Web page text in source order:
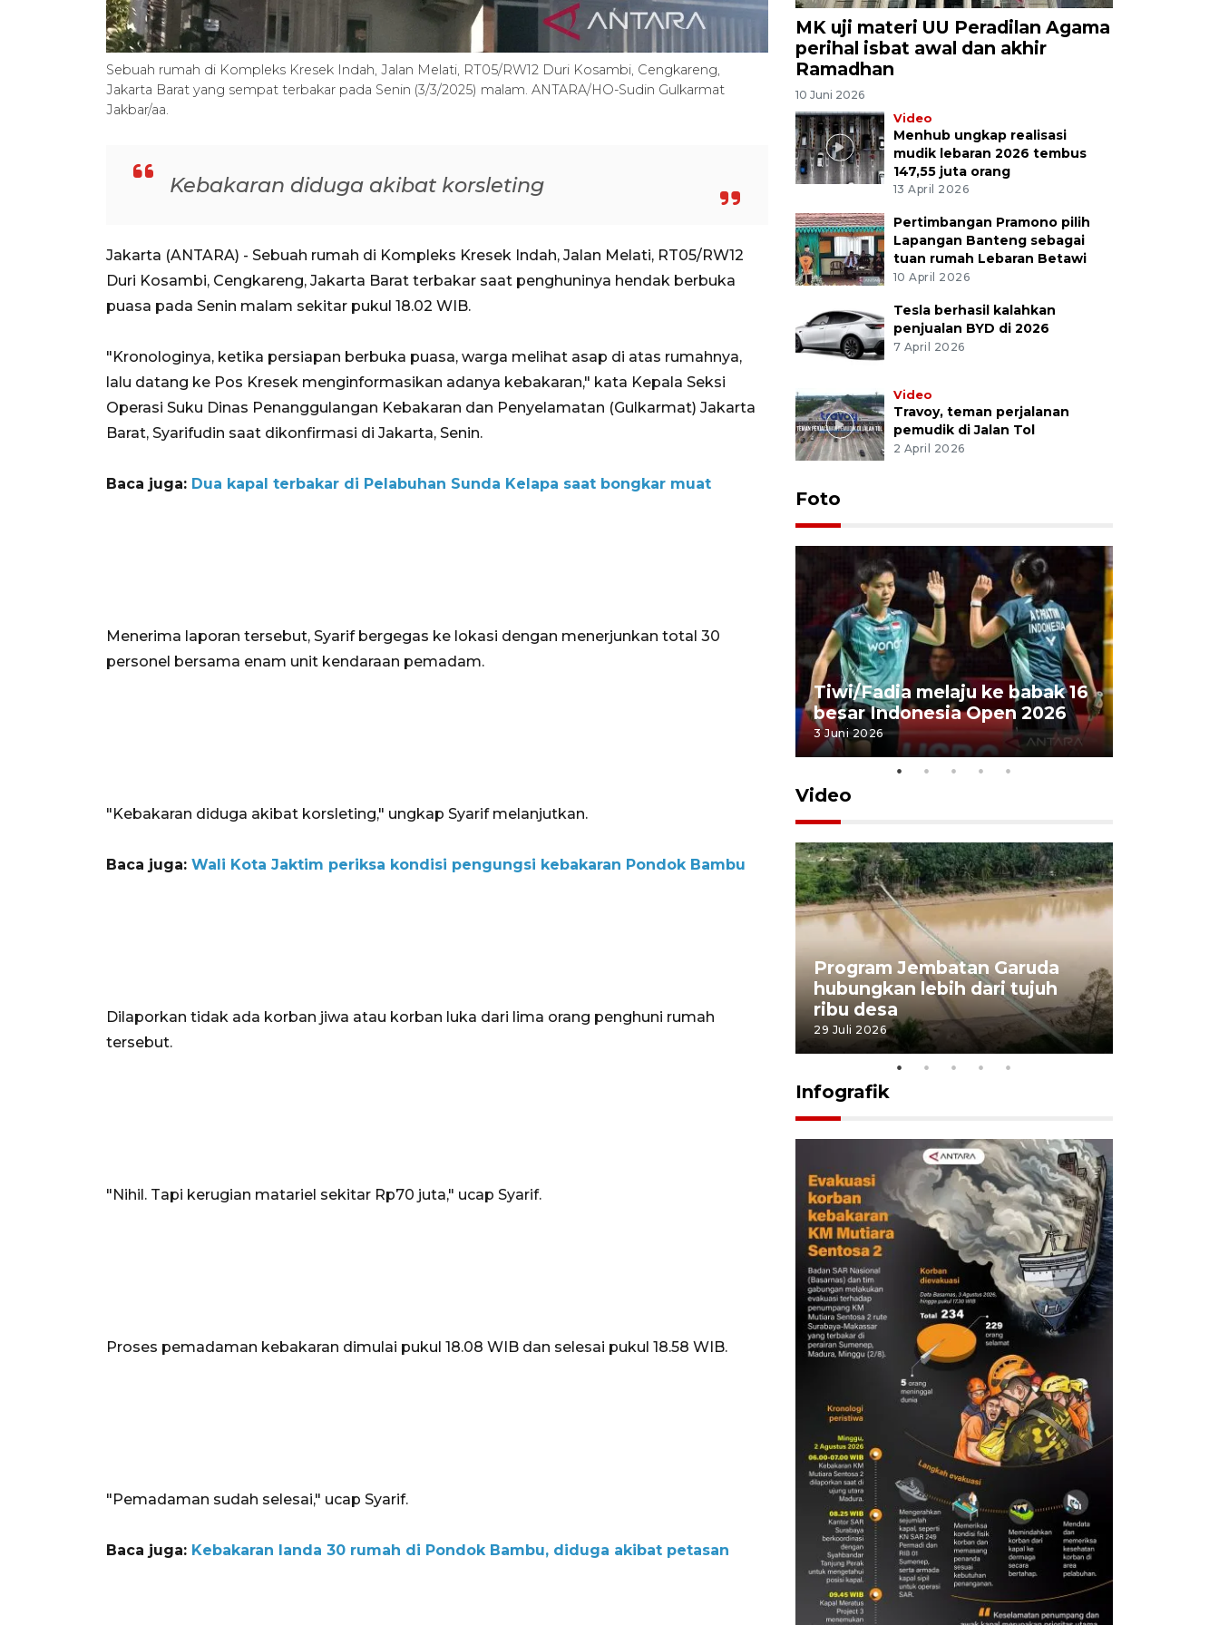
Sebuah rumah di Kompleks Kresek Indah, Jalan Melati, RT05/RW12 Duri Kosambi, Cengkareng,
Jakarta Barat yang sempat terbakar pada Senin (3/3/2025) malam. ANTARA/HO-Sudin Gulkarmat
Jakbar/aa.
Kebakaran diduga akibat korsleting
Jakarta (ANTARA) - Sebuah rumah di Kompleks Kresek Indah, Jalan Melati, RT05/RW12
Duri Kosambi, Cengkareng, Jakarta Barat terbakar saat penghuninya hendak berbuka
puasa pada Senin malam sekitar pukul 18.02 WIB.
"Kronologinya, ketika persiapan berbuka puasa, warga melihat asap di atas rumahnya,
lalu datang ke Pos Kresek menginformasikan adanya kebakaran," kata Kepala Seksi
Operasi Suku Dinas Penanggulangan Kebakaran dan Penyelamatan (Gulkarmat) Jakarta
Barat, Syarifudin saat dikonfirmasi di Jakarta, Senin.
Baca juga: Dua kapal terbakar di Pelabuhan Sunda Kelapa saat bongkar muat
Menerima laporan tersebut, Syarif bergegas ke lokasi dengan menerjunkan total 30
personel bersama enam unit kendaraan pemadam.
"Kebakaran diduga akibat korsleting," ungkap Syarif melanjutkan.
Baca juga: Wali Kota Jaktim periksa kondisi pengungsi kebakaran Pondok Bambu
Dilaporkan tidak ada korban jiwa atau korban luka dari lima orang penghuni rumah
tersebut.
"Nihil. Tapi kerugian matariel sekitar Rp70 juta," ucap Syarif.
Proses pemadaman kebakaran dimulai pukul 18.08 WIB dan selesai pukul 18.58 WIB.
"Pemadaman sudah selesai," ucap Syarif.
Baca juga: Kebakaran landa 30 rumah di Pondok Bambu, diduga akibat petasan
MK uji materi UU Peradilan Agama
perihal isbat awal dan akhir
Ramadhan
10 Juni 2026
Video
Menhub ungkap realisasi
mudik lebaran 2026 tembus
147,55 juta orang
13 April 2026
Pertimbangan Pramono pilih
Lapangan Banteng sebagai
tuan rumah Lebaran Betawi
10 April 2026
Tesla berhasil kalahkan
penjualan BYD di 2026
7 April 2026
Video
Travoy, teman perjalanan
pemudik di Jalan Tol
2 April 2026
Foto
Lebaran Betawi 2026, ajang
Tiwi/Fadia melaju ke babak 16
besar Indonesia Open 2026
3 Juni 2026
Video
kembali asah naluri
Program Jembatan Garuda
hubungkan lebih dari tujuh
ribu desa
29 Juli 2026
Infografik